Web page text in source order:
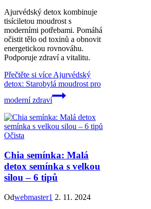
Ajurvédský detox kombinuje
tisíciletou moudrost s
moderními potřebami. Pomáhá
očistit tělo od toxinů a obnovit
energetickou rovnováhu.
Podporuje zdraví a vitalitu.
Přečtěte si více Ajurvédský
detox: Starobylá moudrost pro
moderní zdraví
Očista
Chia semínka: Malá
detox semínka s velkou
silou – 6 tipů
Odwebmaster1 2. 11. 2024